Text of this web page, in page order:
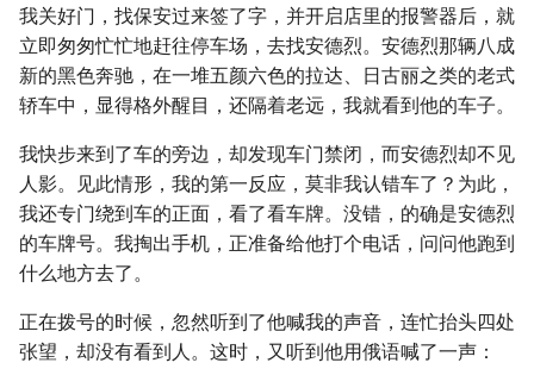
我关好门，找保安过来签了字，并开启店里的报警器后，就
立即匆匆忙忙地赶往停车场，去找安德烈。安德烈那辆八成
新的黑色奔驰，在一堆五颜六色的拉达、日古丽之类的老式
轿车中，显得格外醒目，还隔着老远，我就看到他的车子。
我快步来到了车的旁边，却发现车门禁闭，而安德烈却不见
人影。见此情形，我的第一反应，莫非我认错车了？为此，
我还专门绕到车的正面，看了看车牌。没错，的确是安德烈
的车牌号。我掏出手机，正准备给他打个电话，问问他跑到
什么地方去了。
正在拨号的时候，忽然听到了他喊我的声音，连忙抬头四处
张望，却没有看到人。这时，又听到他用俄语喊了一声：